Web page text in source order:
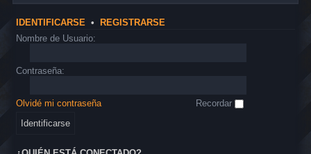
IDENTIFICARSE • REGISTRARSE
Nombre de Usuario:
Contraseña:
Olvidé mi contraseña Recordar